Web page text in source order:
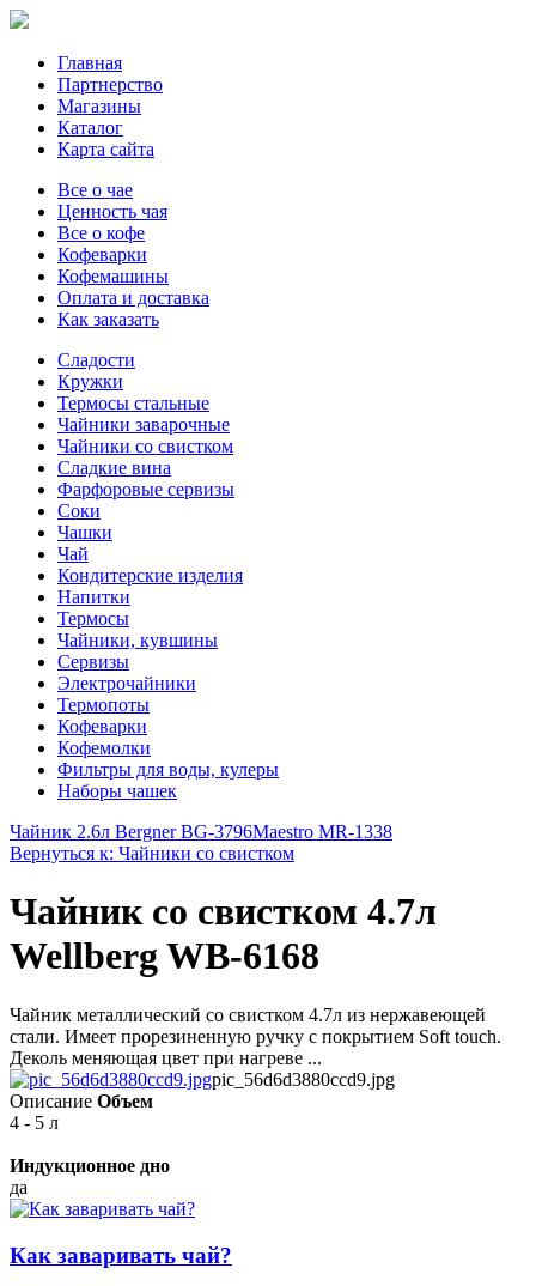
Главная
Партнерство
Магазины
Каталог
Карта сайта
Все о чае
Ценность чая
Все о кофе
Кофеварки
Кофемашины
Оплата и доставка
Как заказать
Сладости
Кружки
Термосы стальные
Чайники заварочные
Чайники со свистком
Сладкие вина
Фарфоровые сервизы
Соки
Чашки
Чай
Кондитерские изделия
Напитки
Термосы
Чайники, кувшины
Сервизы
Электрочайники
Термопоты
Кофеварки
Кофемолки
Фильтры для воды, кулеры
Наборы чашек
Чайник 2.6л Bergner BG-3796Maestro MR-1338
Вернуться к: Чайники со свистком
Чайник со свистком 4.7л
Wellberg WB-6168
Чайник металлический со свистком 4.7л из нержавеющей
стали. Имеет прорезиненную ручку с покрытием Soft touch.
Деколь меняющая цвет при нагреве ...
pic_56d6d3880ccd9.jpg
Описание Объем
4 - 5 л
Индукционное дно
да
Как заваривать чай?